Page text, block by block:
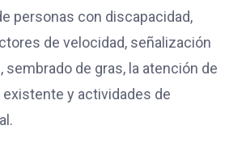
personas con discapacidad,
de velocidad, señalización
sembrado de gras, la atención de
existente y actividades de